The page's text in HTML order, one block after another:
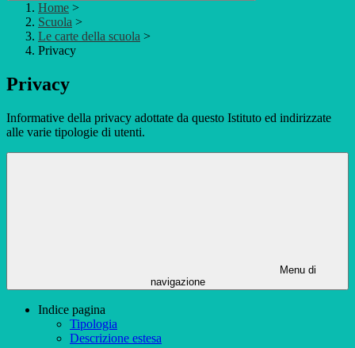
Home >
Scuola >
Le carte della scuola >
Privacy
Privacy
Informative della privacy adottate da questo Istituto ed indirizzate
alle varie tipologie di utenti.
Menu di
navigazione
Indice pagina
Tipologia
Descrizione estesa